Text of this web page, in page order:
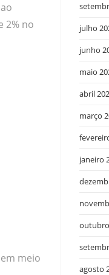
2% no
meio
julho
junho
maio
abril
março
janeiro
agosto